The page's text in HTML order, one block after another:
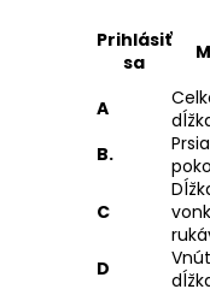
Prihlásiť
sa
A
B.
C
D